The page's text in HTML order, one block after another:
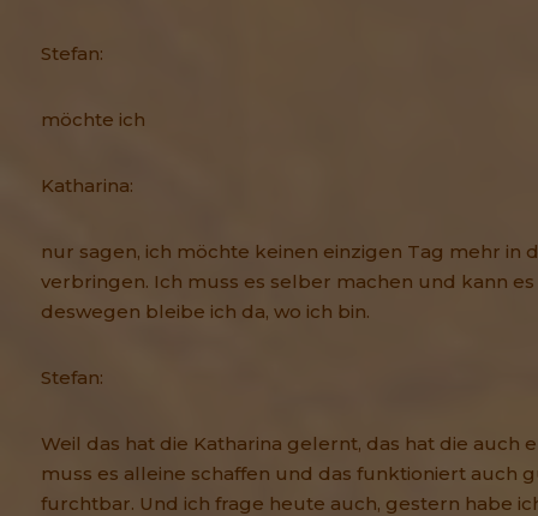
Stefan:
möchte ich
Katharina:
nur sagen, ich möchte keinen einzigen Tag mehr in
verbringen. Ich muss es selber machen und kann
deswegen bleibe ich da, wo ich bin.
Stefan:
Weil das hat die Katharina gelernt, das hat die auch
muss es alleine schaffen und das funktioniert auch
furchtbar. Und ich frage heute auch, gestern habe